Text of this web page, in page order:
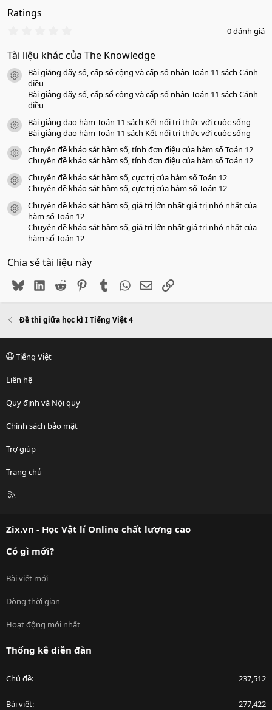
Ratings
0
0
a
0 đánh giá
Tài liệu khác của The Knowledge
icon tài liệu
Bài giảng dãy số, cấp số cộng và cấp số nhân Toán 11 sách Cánh
diều
Bài giảng dãy số, cấp số cộng và cấp số nhân Toán 11 sách Cánh
diều
icon tài liệu
Bài giảng đạo hàm Toán 11 sách Kết nối tri thức với cuộc sống
Bài giảng đạo hàm Toán 11 sách Kết nối tri thức với cuộc sống
icon tài liệu
Chuyên đề khảo sát hàm số, tính đơn điệu của hàm số Toán 12
Chuyên đề khảo sát hàm số, tính đơn điệu của hàm số Toán 12
icon tài liệu
Chuyên đề khảo sát hàm số, cực trị của hàm số Toán 12
Chuyên đề khảo sát hàm số, cực trị của hàm số Toán 12
icon tài liệu
Chuyên đề khảo sát hàm số, giá trị lớn nhất giá trị nhỏ nhất của
hàm số Toán 12
Chuyên đề khảo sát hàm số, giá trị lớn nhất giá trị nhỏ nhất của
hàm số Toán 12
Chia sẻ tài liệu này
BlueskyLinkedIn
Reddit PinterestTumblr WhatsApp
EmailLink
Đề thi giữa học kì I Tiếng Việt 4
Tiếng Việt
Liên hệ
Quy định và Nội quy
Chính sách bảo mật
Trợ giúp
Trang chủ
R
Zix.vn - Học Vật lí Online chất lượng cao
Có gì mới?
Bài viết mới
Dòng thời gian
Hoạt động mới nhất
Thống kê diễn đàn
Chủ đề 237,512
Bài viết 277,422